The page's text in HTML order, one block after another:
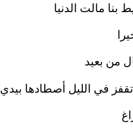
بنا مالت الدنيا
من بعيد
في الليل أصطادها بيدي